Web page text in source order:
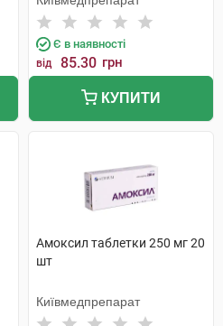
Є в наявності
від 85.30 грн
КУПИТИ
Амоксил таблетки 250 мг 20
шт
Київмедпрепарат